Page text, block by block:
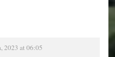
2023 at 06:05